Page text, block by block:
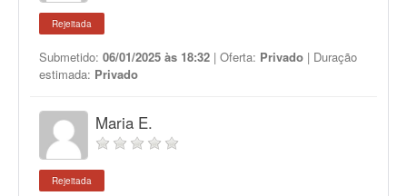
Rejeitada
Submetido: 06/01/2025 às 18:32 | Oferta: Privado | Duração
estimada: Privado
Maria E.
Rejeitada